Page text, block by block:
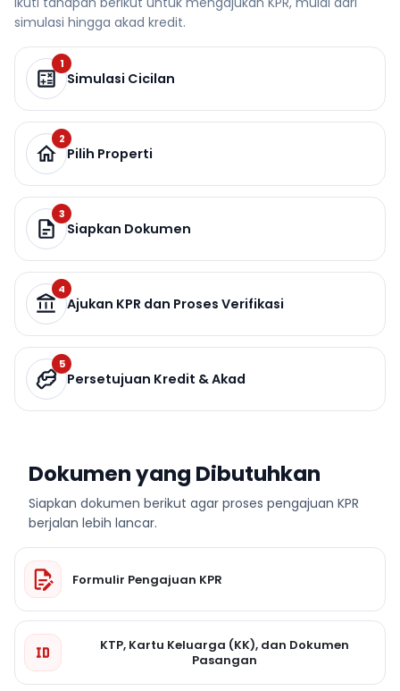
simulasi hingga akad kredit.
1
Simulasi Cicilan
2
Pilih Properti
3
Siapkan Dokumen
4
Ajukan KPR dan Proses Verifikasi
5
Persetujuan Kredit & Akad
Dokumen yang Dibutuhkan
Siapkan dokumen berikut agar proses pengajuan KPR
berjalan lebih lancar.
Formulir Pengajuan KPR
KTP, Kartu Keluarga (KK), dan Dokumen
Pasangan